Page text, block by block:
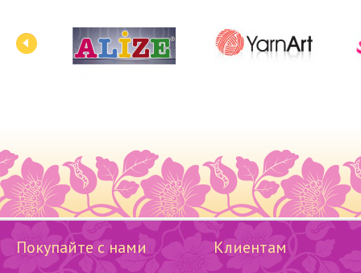
Покупайте с нами Клиентам